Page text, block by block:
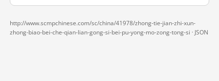
http://www.scmpchinese.com/sc/china/41978/zhong-tie-jian-zhi-xun-
zhong-biao-bei-che-qian-lian-gong-si-bei-pu-yong-mo-zong-tong-si · JSON